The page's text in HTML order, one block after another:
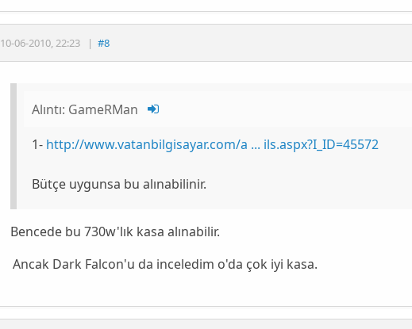
10-06-2010,22:23 | #8
Alıntı: GameRMan
1- http://www.vatanbilgisayar.com/a ... ils.aspx?I_ID=45572
Bütçe uygunsa bu alınabilinir.
Bencede bu 730w'lık kasa alınabilir.
Ancak Dark Falcon'u da inceledim o'da çok iyi kasa.